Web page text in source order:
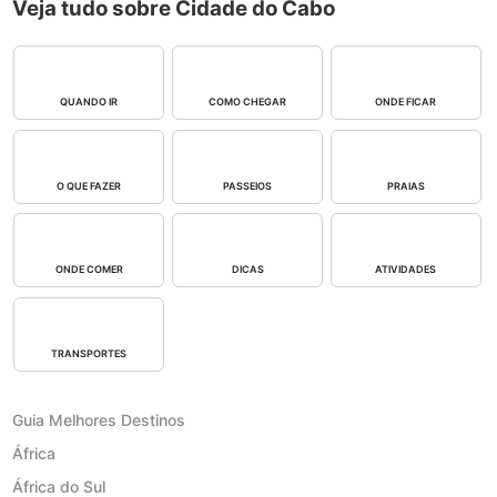
Veja tudo sobre Cidade do Cabo
QUANDO IR COMO CHEGAR ONDE FICAR
O QUE FAZER PASSEIOS PRAIAS
ONDE COMER DICAS ATIVIDADES
TRANSPORTES
Guia Melhores Destinos
África
África do Sul